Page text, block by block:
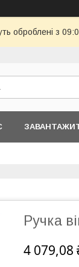
оброблені з
Ручка
4 079,08